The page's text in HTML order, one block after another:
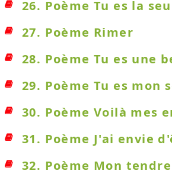
26. Poème Tu es la
27. Poème Rimer
28. Poème Tu es une
29. Poème Tu es mon
30. Poème Voilà mes
31. Poème J'ai envie
32. Poème Mon